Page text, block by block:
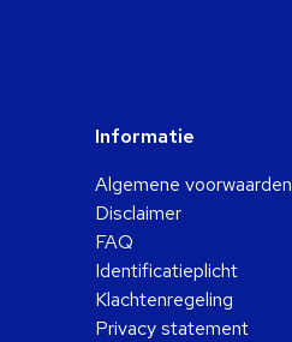
Informatie
Algemene voorwaarden
Disclaimer
FAQ
Identificatieplicht
Klachtenregeling
Privacy statement